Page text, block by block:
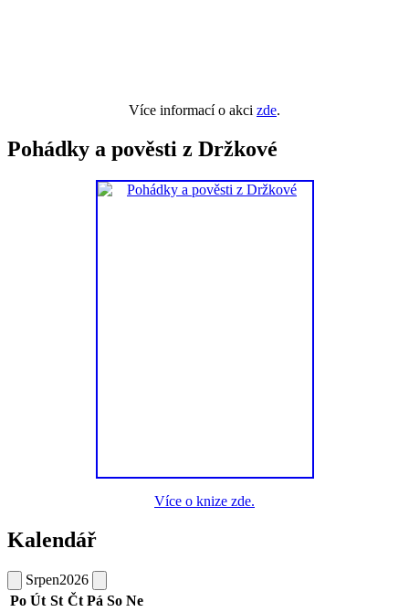
Více informací o akci zde.
Pohádky a pověsti z Držkové
Více o knize zde.
Kalendář
Srpen2026
Po Út St Čt Pá So Ne